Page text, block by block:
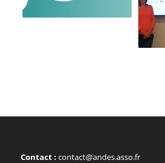
Contact : contact@andes.asso.fr